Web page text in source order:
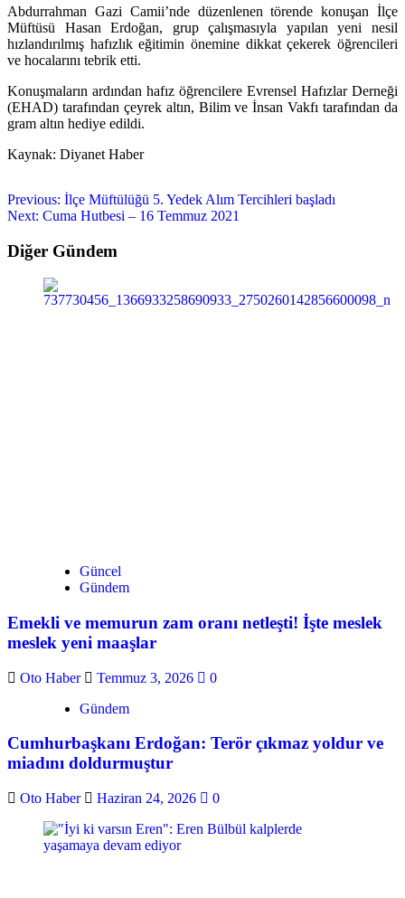
Abdurrahman Gazi Camii’nde düzenlenen törende konuşan İlçe
Müftüsü Hasan Erdoğan, grup çalışmasıyla yapılan yeni nesil
hızlandırılmış hafızlık eğitimin önemine dikkat çekerek öğrencileri
ve hocalarını tebrik etti.
Konuşmaların ardından hafız öğrencilere Evrensel Hafızlar Derneği
(EHAD) tarafından çeyrek altın, Bilim ve İnsan Vakfı tarafından da
gram altın hediye edildi.
Kaynak: Diyanet Haber
Previous: İlçe Müftülüğü 5. Yedek Alım Tercihleri başladı
Next: Cuma Hutbesi – 16 Temmuz 2021
Diğer Gündem
Güncel
Gündem
Emekli ve memurun zam oranı netleşti! İşte meslek
meslek yeni maaşlar
Oto Haber Temmuz 3, 2026
0
Gündem
Cumhurbaşkanı Erdoğan: Terör çıkmaz yoldur ve
miadını doldurmuştur
Oto Haber Haziran 24, 2026 0